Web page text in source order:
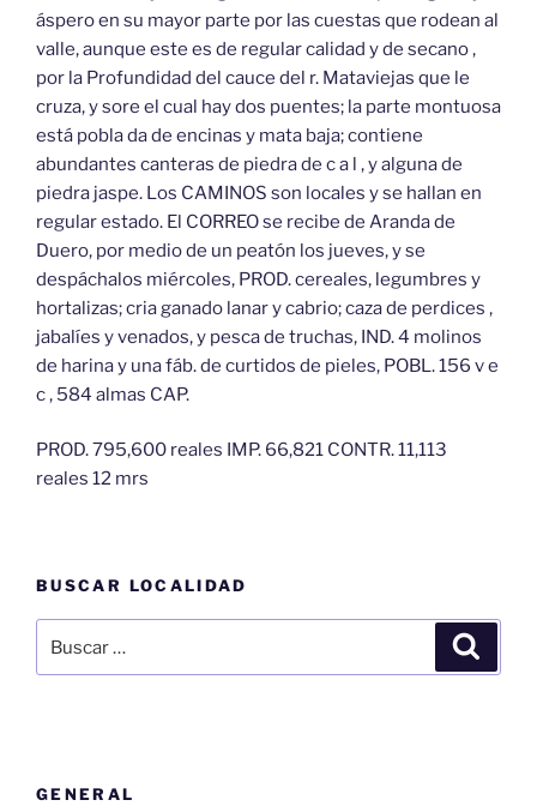
áspero en su mayor parte por las cuestas que rodean al
valle, aunque este es de regular calidad y de secano ,
por la Profundidad del cauce del r. Mataviejas que le
cruza, y sore el cual hay dos puentes; la parte montuosa
está pobla da de encinas y mata baja; contiene
abundantes canteras de piedra de c a l , y alguna de
piedra jaspe. Los CAMINOS son locales y se hallan en
regular estado. El CORREO se recibe de Aranda de
Duero, por medio de un peatón los jueves, y se
despáchalos miércoles, PROD. cereales, legumbres y
hortalizas; cria ganado lanar y cabrio; caza de perdices ,
jabalíes y venados, y pesca de truchas, IND. 4 molinos
de harina y una fáb. de curtidos de pieles, POBL. 156 v e
c , 584 almas CAP.
PROD. 795,600 reales IMP. 66,821 CONTR. 11,113
reales 12 mrs
BUSCAR LOCALIDAD
por:
GENERAL